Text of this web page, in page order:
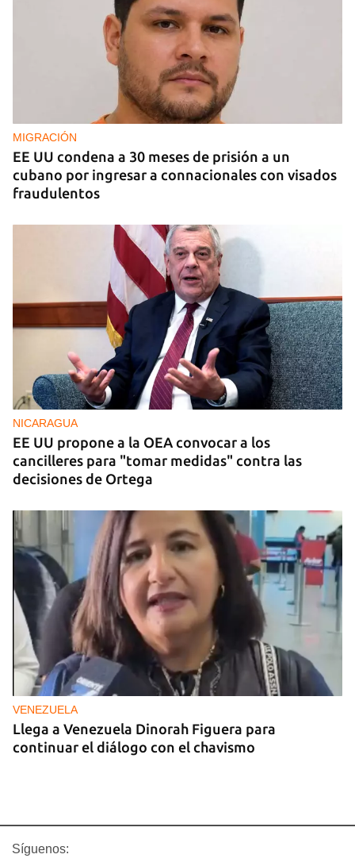
EE UU duplica sus ventas de combustible al
sector privado cubano
MIGRACIÓN
EE UU condena a 30 meses de prisión a un
cubano por ingresar a connacionales con visados
fraudulentos
NICARAGUA
EE UU propone a la OEA convocar a los
cancilleres para "tomar medidas" contra las
decisiones de Ortega
VENEZUELA
Llega a Venezuela Dinorah Figuera para
continuar el diálogo con el chavismo
Síguenos: